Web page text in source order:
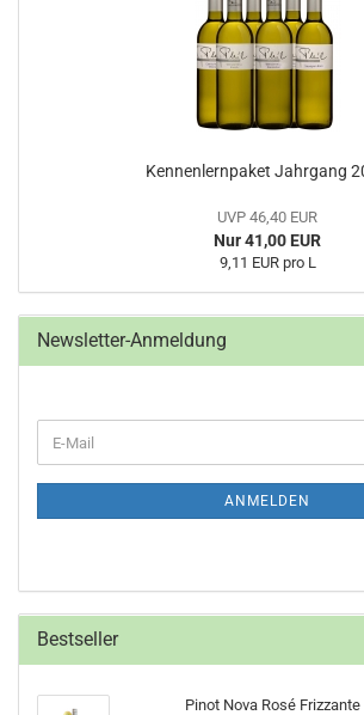
Kennenlernpaket Jahrgang
UVP 46,40 EUR
Nur 41,00 EUR
9,11 EUR pro L
Newsletter-Anmeldung
ZUR
E-
Mail
ANMELDEN
Bestseller
Pinot Nova Rosé Frizzante